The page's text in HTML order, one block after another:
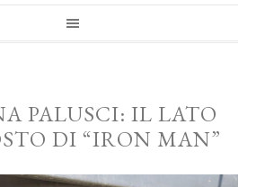
PALUSCI: IL LATO
DI “IRON MAN”